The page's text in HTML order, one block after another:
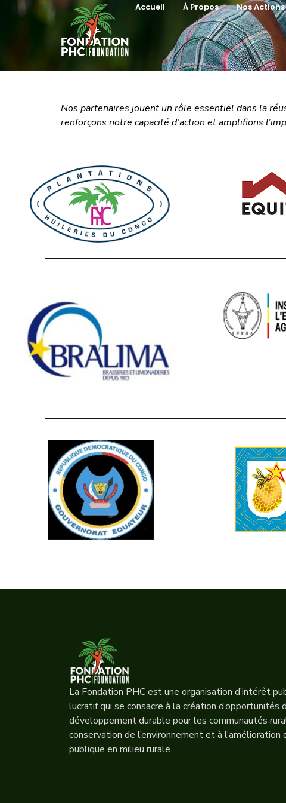
Accueil À Propos Nos Actions
Partenariat
Nos partenaires jouent un rôle essentiel dans la
renforçons notre capacité d’action et amplifions
La Fondation PHC est une organisation d’intérêt
lucratif qui se consacre à la création d’opportunités
développement durable pour les communautés
conservation de l’environnement et à l’amélioration
publique en milieu rurale.